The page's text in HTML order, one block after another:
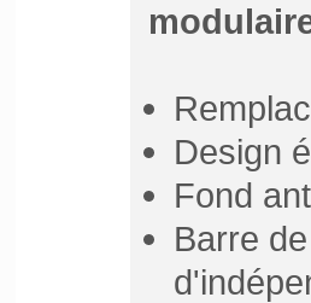
Design
Fond
Barre